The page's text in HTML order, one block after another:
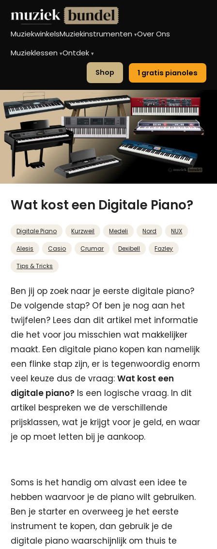
MuziekwinkelsMuziekinstrumenten▾Over Ons
Muzieklessen▾Ontdek▾
Shop 1 gratis pianoles
Wat kost een Digitale Piano?
Digitale Piano Kurzweil Medeli Nord NUX
Alesis Casio Crumar Dexibell Fazley
Tips & Tricks
Ben jij op zoek naar je eerste digitale piano?
De volgende stap? Of ben je nog aan het
twijfelen? Lees dan dit artikel met informatie
die het voor jou misschien wat makkelijker
maakt. Een digitale piano kopen kan namelijk
een flinke stap zijn, er is tegenwoordig enorm
veel keuze dus de vraag:Wat kost een
digitale piano? Is een logische vraag. In dit
artikel bespreken we de verschillende
prijsklassen, wat je krijgt voor je geld, en waar
je op moet letten bij je aankoop.
Soms is het handig om alvast een idee te
hebben waarvoor je de piano wilt gebruiken.
Ben je starter en overweeg je het eerste
instrument te kopen, dan gebruik je de
digitale piano waarschijnlijk om thuis te